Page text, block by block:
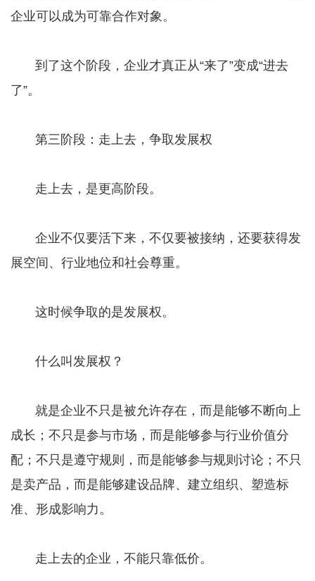
企业可以成为可靠合作对象。
到了这个阶段，企业才真正从“来了”变成“进去
了”。
第三阶段：走上去，争取发展权
走上去，是更高阶段。
企业不仅要活下来，不仅要被接纳，还要获得发
展空间、行业地位和社会尊重。
这时候争取的是发展权。
什么叫发展权？
就是企业不只是被允许存在，而是能够不断向上
成长；不只是参与市场，而是能够参与行业价值分
配；不只是遵守规则，而是能够参与规则讨论；不只
是卖产品，而是能够建设品牌、建立组织、塑造标
准、形成影响力。
走上去的企业，不能只靠低价。